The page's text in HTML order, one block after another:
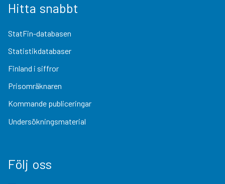
Hitta snabbt
StatFin-databasen
Statistikdatabaser
Finland i siffror
Prisomräknaren
Kommande publiceringar
Undersökningsmaterial
Följ oss